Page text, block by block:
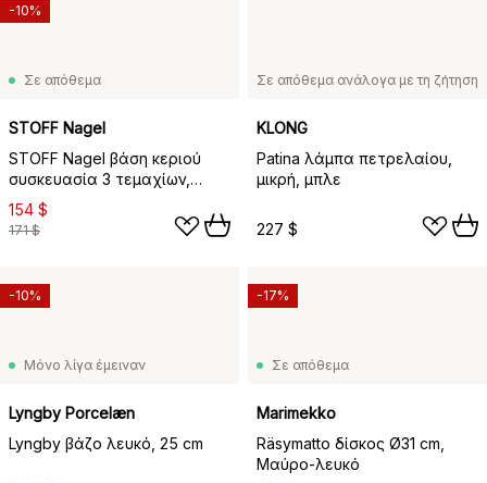
Σε απόθεμα
STOFF Nagel
STOFF Nagel βάση κεριού
συσκευασία 3 τεμαχίων,
χρώμιο
154 $
171 $
-10%
Σε απόθεμα ανάλογα με τη ζήτηση
KLONG
Patina λάμπα πετρελαίου,
μικρή, μπλε
227 $
Μόνο λίγα έμειναν
Lyngby Porcelæn
Lyngby βάζο λευκό, 25 cm
-10%
Σε απόθεμα
Marimekko
Räsymatto δίσκος Ø31 cm,
Μαύρο-λευκό
-17%